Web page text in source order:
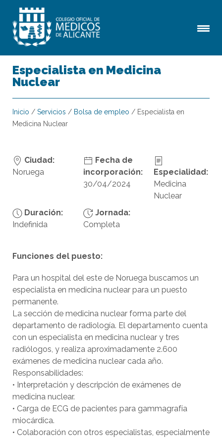
Especialista en Medicina
Nuclear
Inicio / Servicios / Bolsa de empleo / Especialista en
Medicina Nuclear
Ciudad:
Noruega
Fecha de
incorporación:
30/04/2024
Especialidad:
Medicina
Nuclear
Duración:
Indefinida
Jornada:
Completa
Funciones del puesto:
Para un hospital del este de Noruega buscamos un
especialista en medicina nuclear para un puesto
permanente.
La sección de medicina nuclear forma parte del
departamento de radiología. El departamento cuenta
con un especialista en medicina nuclear y tres
radiólogos, y realiza aproximadamente 2.600
exámenes de medicina nuclear cada año.
Responsabilidades:
• Interpretación y descripción de exámenes de
medicina nuclear.
• Carga de ECG de pacientes para gammagrafía
miocárdica.
• Colaboración con otros especialistas, especialmente